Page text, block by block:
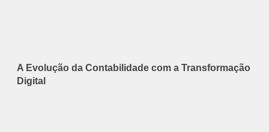
A Evolução da Contabilidade com a Transformação
Digital